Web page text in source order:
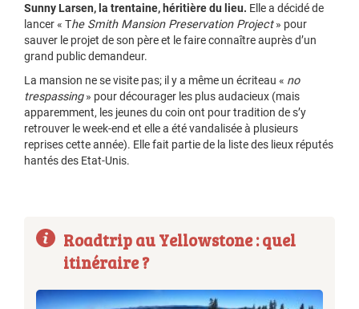
Sunny Larsen, la trentaine, héritière du lieu. Elle a décidé de
lancer « The Smith Mansion Preservation Project» pour
sauver le projet de son père et le faire connaître auprès d’un
grand public demandeur.
La mansion ne se visite pas; il y a même un écriteau « no
trespassing» pour décourager les plus audacieux (mais
apparemment, les jeunes du coin ont pour tradition de s’y
retrouver le week-end et elle a été vandalisée à plusieurs
reprises cette année). Elle fait partie de la liste des lieux réputés
hantés des Etat-Unis.
Roadtrip au Yellowstone : quel
itinéraire ?